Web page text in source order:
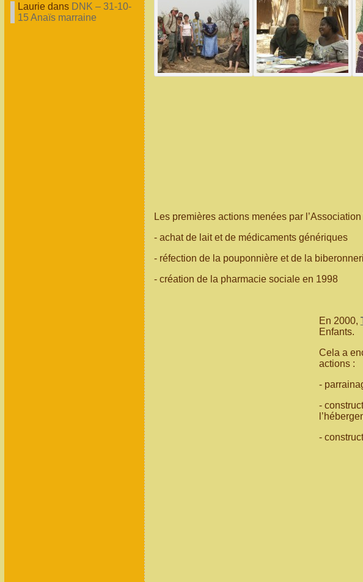
Laurie dans DNK – 31-10-
15 Anaïs marraine
Les premières actions menées par
- achat de lait et de médicaments génériques
- réfection de la pouponnière et de la
- création de la pharmacie sociale en 1998
En 2000,
Enfants.
Cela a
actions :
-
-
-